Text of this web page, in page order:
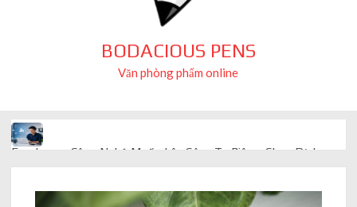
BODACIOUS PENS
Văn phòng phẩm online
Freelancer Công Nghệ Muốn Lên Công Ty Riêng: Chọn Dịch
Vụ Thành Lập Trọn Gói Giá Rẻ Thế Nào?
Quà cá nhân hóa: vì sao món làm riêng luôn ghi điểm